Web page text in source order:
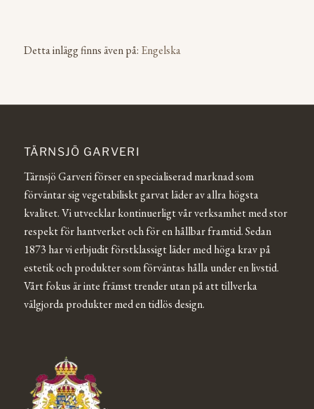
Detta inlägg finns även på: Engelska
TÄRNSJÖ GARVERI
Tärnsjö Garveri förser en specialiserad marknad som
förväntar sig vegetabiliskt garvat läder av allra högsta
kvalitet. Vi utvecklar kontinuerligt vår verksamhet med stor
respekt för hantverket och för en hållbar framtid. Sedan
1873 har vi erbjudit förstklassigt läder med höga krav på
estetik och produkter som förväntas hålla under en livstid.
Vårt fokus är inte främst trender utan på att tillverka
välgjorda produkter med en tidlös design.